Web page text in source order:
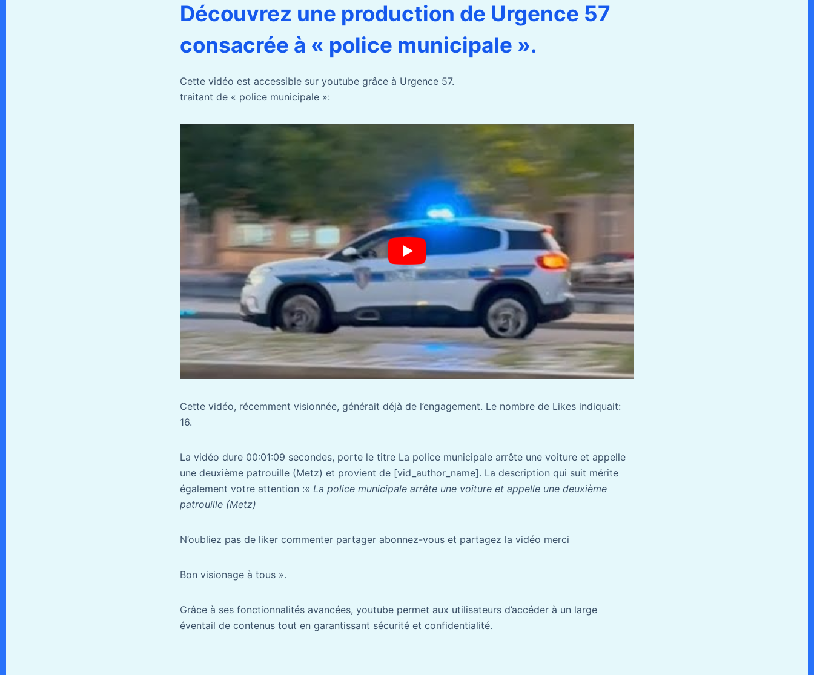
Découvrez une production de Urgence 57
consacrée à « police municipale ».
Cette vidéo est accessible sur youtube grâce à Urgence 57.
traitant de « police municipale »:
Cette vidéo, récemment visionnée, générait déjà de l’engagement. Le nombre de Likes indiquait:
16.
La vidéo dure 00:01:09 secondes, porte le titre La police municipale arrête une voiture et appelle
une deuxième patrouille (Metz) et provient de [vid_author_name]. La description qui suit mérite
également votre attention :« La police municipale arrête une voiture et appelle une deuxième
patrouille (Metz)
N’oubliez pas de liker commenter partager abonnez-vous et partagez la vidéo merci
Bon visionage à tous ».
Grâce à ses fonctionnalités avancées, youtube permet aux utilisateurs d’accéder à un large
éventail de contenus tout en garantissant sécurité et confidentialité.